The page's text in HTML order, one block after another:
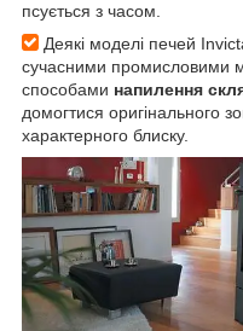
псується з часом.
Деякі моделі печей
сучасними промисловими
способами напилення
домогтися оригінального
характерного блиску.